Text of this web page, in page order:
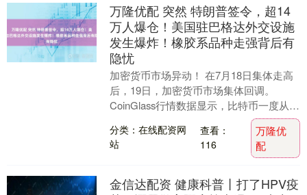
万隆优配 突然 特朗普签令，超14
万人爆仓！美国驻巴格达外交设施
发生爆炸！橡胶系品种走强背后有
隐忧
加密货币市场异动！ 在7月18日集体走高
后，19日，加密货币市场集体回调。
CoinGlass行情数据显示，比特币一度从超
120000美元/枚跌至116788美元....
分类：在线配资网
站
查看：
116
万隆优
配
金信达配资 健康科普丨打了HPV疫